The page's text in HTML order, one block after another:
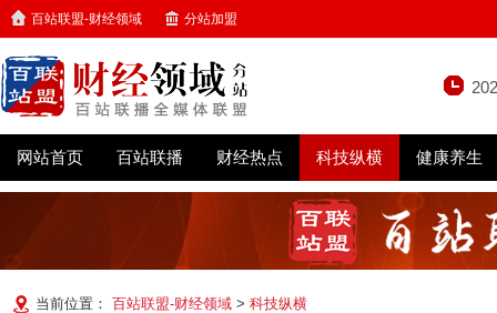
百站联盟-财经领域 分站加盟
网站首页 百站联播 财经热点 科技纵横 健康养生
当前位置： 百站联盟-财经领域 > 科技纵横